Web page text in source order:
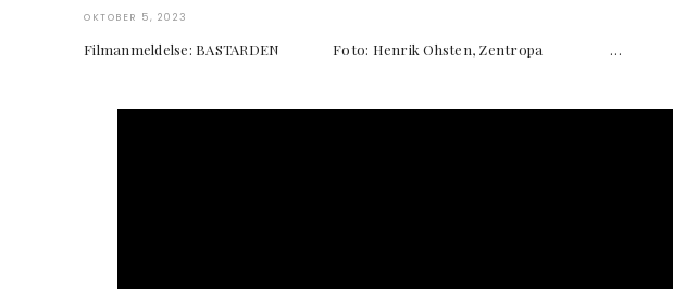
OKTOBER 5, 2023
Filmanmeldelse: BASTARDEN Foto: Henrik Ohsten, Zentropa …